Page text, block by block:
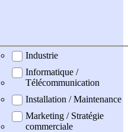
Industrie
Informatique /
Télécommunication
Installation / Maintenance
Marketing / Stratégie
commerciale